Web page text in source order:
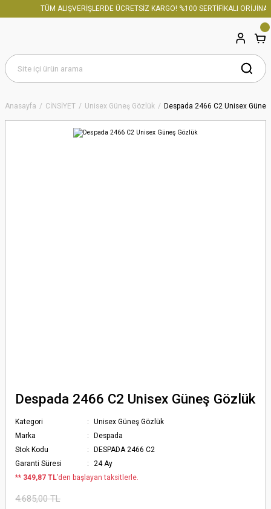
TÜM ALIŞVERİŞLERDE ÜCRETSİZ KARGO! %100 SERTİFİKALI ORİJİNAL
Anasayfa CİNSİYET Unisex Güneş Gözlük Despada 2466 C2 Unisex
Despada 2466 C2 Unisex Güneş Gözlük
Kategori
Unisex Güneş Gözlük
Marka
Despada
Stok Kodu
DESPADA 2466 C2
Garanti Süresi
24 Ay
** 349,87 TL’den başlayan taksitlerle.
4.685,00 TL